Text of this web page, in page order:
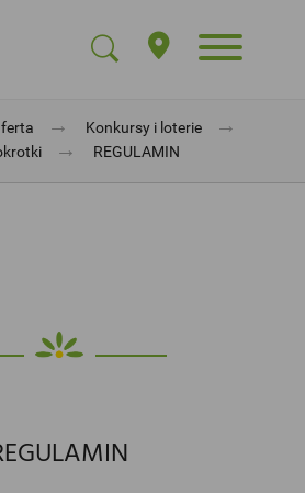
→ Konkursy i loterie →
→ REGULAMIN